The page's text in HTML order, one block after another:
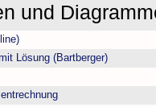
und
Lösung (Bartberger)